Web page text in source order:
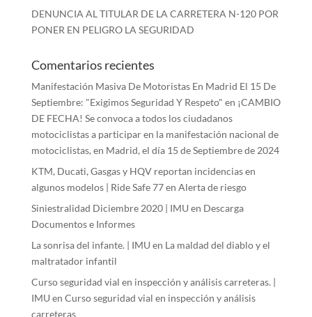
DENUNCIA AL TITULAR DE LA CARRETERA N-120 POR
PONER EN PELIGRO LA SEGURIDAD
Comentarios recientes
Manifestación Masiva De Motoristas En Madrid El 15 De
Septiembre: "Exigimos Seguridad Y Respeto" en ¡CAMBIO
DE FECHA! Se convoca a todos los ciudadanos
motociclistas a participar en la manifestación nacional de
motociclistas, en Madrid, el día 15 de Septiembre de 2024
KTM, Ducati, Gasgas y HQV reportan incidencias en
algunos modelos | Ride Safe 77en Alerta de riesgo
Siniestralidad Diciembre 2020 | IMU en Descarga
Documentos e Informes
La sonrisa del infante. | IMU en La maldad del diablo y el
maltratador infantil
Curso seguridad vial en inspección y análisis carreteras. |
IMU en Curso seguridad vial en inspección y análisis
carreteras